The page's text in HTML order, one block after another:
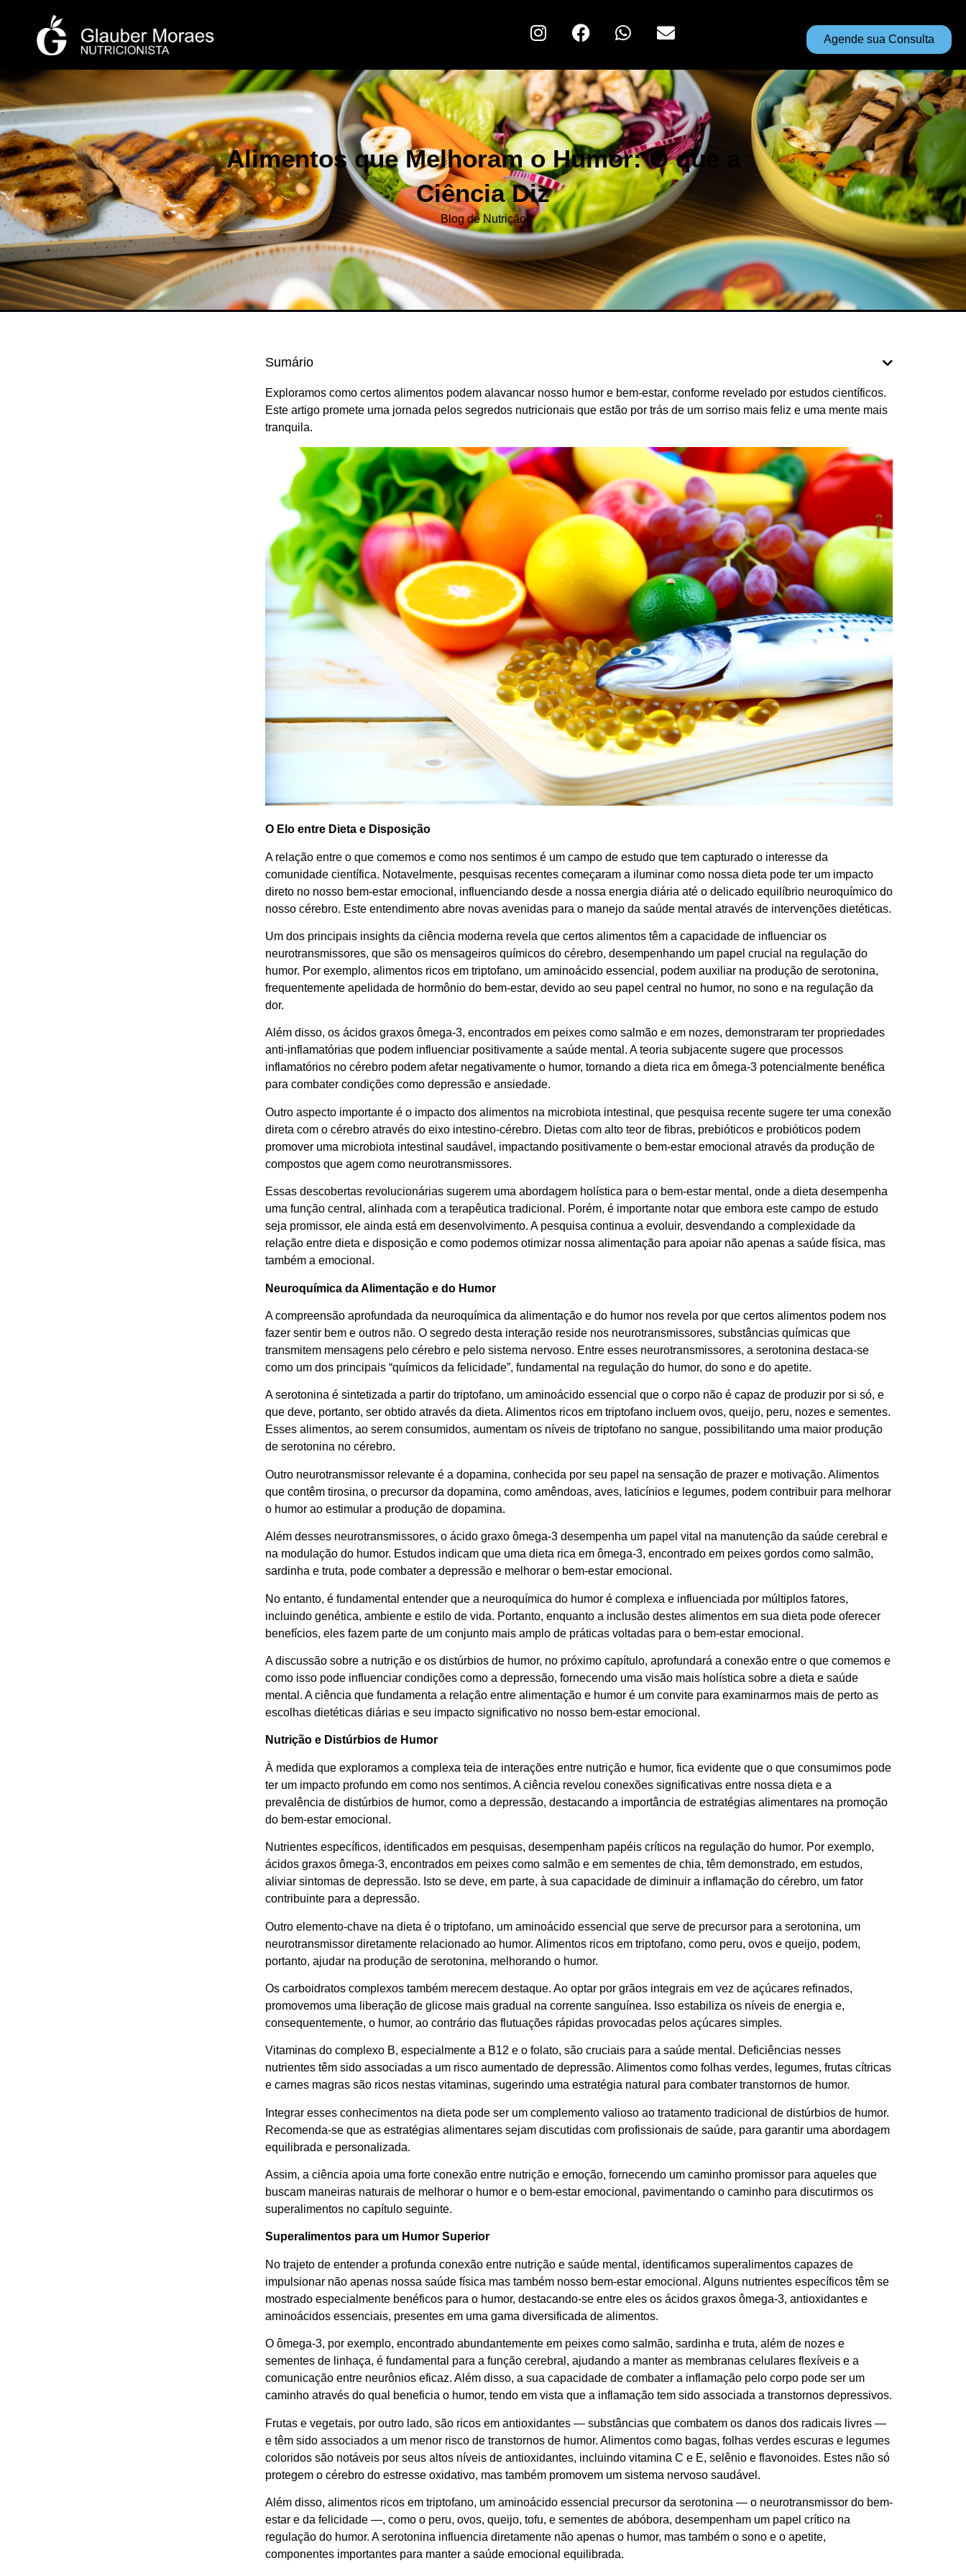
Agende sua Consulta
Alimentos que Melhoram o Humor: O que a
Ciência Diz
Blog de Nutrição
Sumário
Exploramos como certos alimentos podem alavancar nosso humor e bem-estar, conforme revelado por estudos científicos.
Este artigo promete uma jornada pelos segredos nutricionais que estão por trás de um sorriso mais feliz e uma mente mais
tranquila.
O Elo entre Dieta e Disposição
A relação entre o que comemos e como nos sentimos é um campo de estudo que tem capturado o interesse da
comunidade científica. Notavelmente, pesquisas recentes começaram a iluminar como nossa dieta pode ter um impacto
direto no nosso bem-estar emocional, influenciando desde a nossa energia diária até o delicado equilíbrio neuroquímico do
nosso cérebro. Este entendimento abre novas avenidas para o manejo da saúde mental através de intervenções dietéticas.
Um dos principais insights da ciência moderna revela que certos alimentos têm a capacidade de influenciar os
neurotransmissores, que são os mensageiros químicos do cérebro, desempenhando um papel crucial na regulação do
humor. Por exemplo, alimentos ricos em triptofano, um aminoácido essencial, podem auxiliar na produção de serotonina,
frequentemente apelidada de hormônio do bem-estar, devido ao seu papel central no humor, no sono e na regulação da
dor.
Além disso, os ácidos graxos ômega-3, encontrados em peixes como salmão e em nozes, demonstraram ter propriedades
anti-inflamatórias que podem influenciar positivamente a saúde mental. A teoria subjacente sugere que processos
inflamatórios no cérebro podem afetar negativamente o humor, tornando a dieta rica em ômega-3 potencialmente benéfica
para combater condições como depressão e ansiedade.
Outro aspecto importante é o impacto dos alimentos na microbiota intestinal, que pesquisa recente sugere ter uma conexão
direta com o cérebro através do eixo intestino-cérebro. Dietas com alto teor de fibras, prebióticos e probióticos podem
promover uma microbiota intestinal saudável, impactando positivamente o bem-estar emocional através da produção de
compostos que agem como neurotransmissores.
Essas descobertas revolucionárias sugerem uma abordagem holística para o bem-estar mental, onde a dieta desempenha
uma função central, alinhada com a terapêutica tradicional. Porém, é importante notar que embora este campo de estudo
seja promissor, ele ainda está em desenvolvimento. A pesquisa continua a evoluir, desvendando a complexidade da
relação entre dieta e disposição e como podemos otimizar nossa alimentação para apoiar não apenas a saúde física, mas
também a emocional.
Neuroquímica da Alimentação e do Humor
A compreensão aprofundada da neuroquímica da alimentação e do humor nos revela por que certos alimentos podem nos
fazer sentir bem e outros não. O segredo desta interação reside nos neurotransmissores, substâncias químicas que
transmitem mensagens pelo cérebro e pelo sistema nervoso. Entre esses neurotransmissores, a serotonina destaca-se
como um dos principais “químicos da felicidade”, fundamental na regulação do humor, do sono e do apetite.
A serotonina é sintetizada a partir do triptofano, um aminoácido essencial que o corpo não é capaz de produzir por si só, e
que deve, portanto, ser obtido através da dieta. Alimentos ricos em triptofano incluem ovos, queijo, peru, nozes e sementes.
Esses alimentos, ao serem consumidos, aumentam os níveis de triptofano no sangue, possibilitando uma maior produção
de serotonina no cérebro.
Outro neurotransmissor relevante é a dopamina, conhecida por seu papel na sensação de prazer e motivação. Alimentos
que contêm tirosina, o precursor da dopamina, como amêndoas, aves, laticínios e legumes, podem contribuir para melhorar
o humor ao estimular a produção de dopamina.
Além desses neurotransmissores, o ácido graxo ômega-3 desempenha um papel vital na manutenção da saúde cerebral e
na modulação do humor. Estudos indicam que uma dieta rica em ômega-3, encontrado em peixes gordos como salmão,
sardinha e truta, pode combater a depressão e melhorar o bem-estar emocional.
No entanto, é fundamental entender que a neuroquímica do humor é complexa e influenciada por múltiplos fatores,
incluindo genética, ambiente e estilo de vida. Portanto, enquanto a inclusão destes alimentos em sua dieta pode oferecer
benefícios, eles fazem parte de um conjunto mais amplo de práticas voltadas para o bem-estar emocional.
A discussão sobre a nutrição e os distúrbios de humor, no próximo capítulo, aprofundará a conexão entre o que comemos e
como isso pode influenciar condições como a depressão, fornecendo uma visão mais holística sobre a dieta e saúde
mental. A ciência que fundamenta a relação entre alimentação e humor é um convite para examinarmos mais de perto as
escolhas dietéticas diárias e seu impacto significativo no nosso bem-estar emocional.
Nutrição e Distúrbios de Humor
À medida que exploramos a complexa teia de interações entre nutrição e humor, fica evidente que o que consumimos pode
ter um impacto profundo em como nos sentimos. A ciência revelou conexões significativas entre nossa dieta e a
prevalência de distúrbios de humor, como a depressão, destacando a importância de estratégias alimentares na promoção
do bem-estar emocional.
Nutrientes específicos, identificados em pesquisas, desempenham papéis críticos na regulação do humor. Por exemplo,
ácidos graxos ômega-3, encontrados em peixes como salmão e em sementes de chia, têm demonstrado, em estudos,
aliviar sintomas de depressão. Isto se deve, em parte, à sua capacidade de diminuir a inflamação do cérebro, um fator
contribuinte para a depressão.
Outro elemento-chave na dieta é o triptofano, um aminoácido essencial que serve de precursor para a serotonina, um
neurotransmissor diretamente relacionado ao humor. Alimentos ricos em triptofano, como peru, ovos e queijo, podem,
portanto, ajudar na produção de serotonina, melhorando o humor.
Os carboidratos complexos também merecem destaque. Ao optar por grãos integrais em vez de açúcares refinados,
promovemos uma liberação de glicose mais gradual na corrente sanguínea. Isso estabiliza os níveis de energia e,
consequentemente, o humor, ao contrário das flutuações rápidas provocadas pelos açúcares simples.
Vitaminas do complexo B, especialmente a B12 e o folato, são cruciais para a saúde mental. Deficiências nesses
nutrientes têm sido associadas a um risco aumentado de depressão. Alimentos como folhas verdes, legumes, frutas cítricas
e carnes magras são ricos nestas vitaminas, sugerindo uma estratégia natural para combater transtornos de humor.
Integrar esses conhecimentos na dieta pode ser um complemento valioso ao tratamento tradicional de distúrbios de humor.
Recomenda-se que as estratégias alimentares sejam discutidas com profissionais de saúde, para garantir uma abordagem
equilibrada e personalizada.
Assim, a ciência apoia uma forte conexão entre nutrição e emoção, fornecendo um caminho promissor para aqueles que
buscam maneiras naturais de melhorar o humor e o bem-estar emocional, pavimentando o caminho para discutirmos os
superalimentos no capítulo seguinte.
Superalimentos para um Humor Superior
No trajeto de entender a profunda conexão entre nutrição e saúde mental, identificamos superalimentos capazes de
impulsionar não apenas nossa saúde física mas também nosso bem-estar emocional. Alguns nutrientes específicos têm se
mostrado especialmente benéficos para o humor, destacando-se entre eles os ácidos graxos ômega-3, antioxidantes e
aminoácidos essenciais, presentes em uma gama diversificada de alimentos.
O ômega-3, por exemplo, encontrado abundantemente em peixes como salmão, sardinha e truta, além de nozes e
sementes de linhaça, é fundamental para a função cerebral, ajudando a manter as membranas celulares flexíveis e a
comunicação entre neurônios eficaz. Além disso, a sua capacidade de combater a inflamação pelo corpo pode ser um
caminho através do qual beneficia o humor, tendo em vista que a inflamação tem sido associada a transtornos depressivos.
Frutas e vegetais, por outro lado, são ricos em antioxidantes — substâncias que combatem os danos dos radicais livres —
e têm sido associados a um menor risco de transtornos de humor. Alimentos como bagas, folhas verdes escuras e legumes
coloridos são notáveis ​​por seus altos níveis de antioxidantes, incluindo vitamina C e E, selênio e flavonoides. Estes não só
protegem o cérebro do estresse oxidativo, mas também promovem um sistema nervoso saudável.
Além disso, alimentos ricos em triptofano, um aminoácido essencial precursor da serotonina — o neurotransmissor do bem-
estar e da felicidade —, como o peru, ovos, queijo, tofu, e sementes de abóbora, desempenham um papel crítico na
regulação do humor. A serotonina influencia diretamente não apenas o humor, mas também o sono e o apetite,
componentes importantes para manter a saúde emocional equilibrada.